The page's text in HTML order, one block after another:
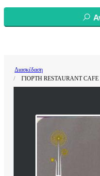
Διασκέδαση
ΓΙΟΡΤΗ RESTAURANT